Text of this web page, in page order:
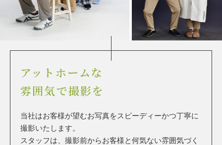
アットホームな
雰囲気で撮影を
当社はお客様が望むお写真をスピーディーかつ丁寧に
撮影いたします。
スタッフは、撮影前からお客様と何気ない雰囲気づく